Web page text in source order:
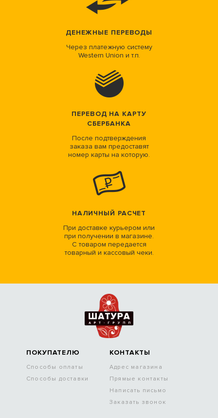
ДЕНЕЖНЫЕ ПЕРЕВОДЫ
Через платежную систему
Western Union и т.п.
ПЕРЕВОД НА КАРТУ
СБЕРБАНКА
После подтверждения
заказа вам предоставят
номер карты на которую.
НАЛИЧНЫЙ РАСЧЕТ
При доставке курьером или
при получении в магазине.
С товаром передается
товарный и кассовый чеки.
ПОКУПАТЕЛЮ
Способы оплаты
Способы доставки
КОНТАКТЫ
Адрес магазина
Прямые контакты
Написать письмо
Заказать звонок